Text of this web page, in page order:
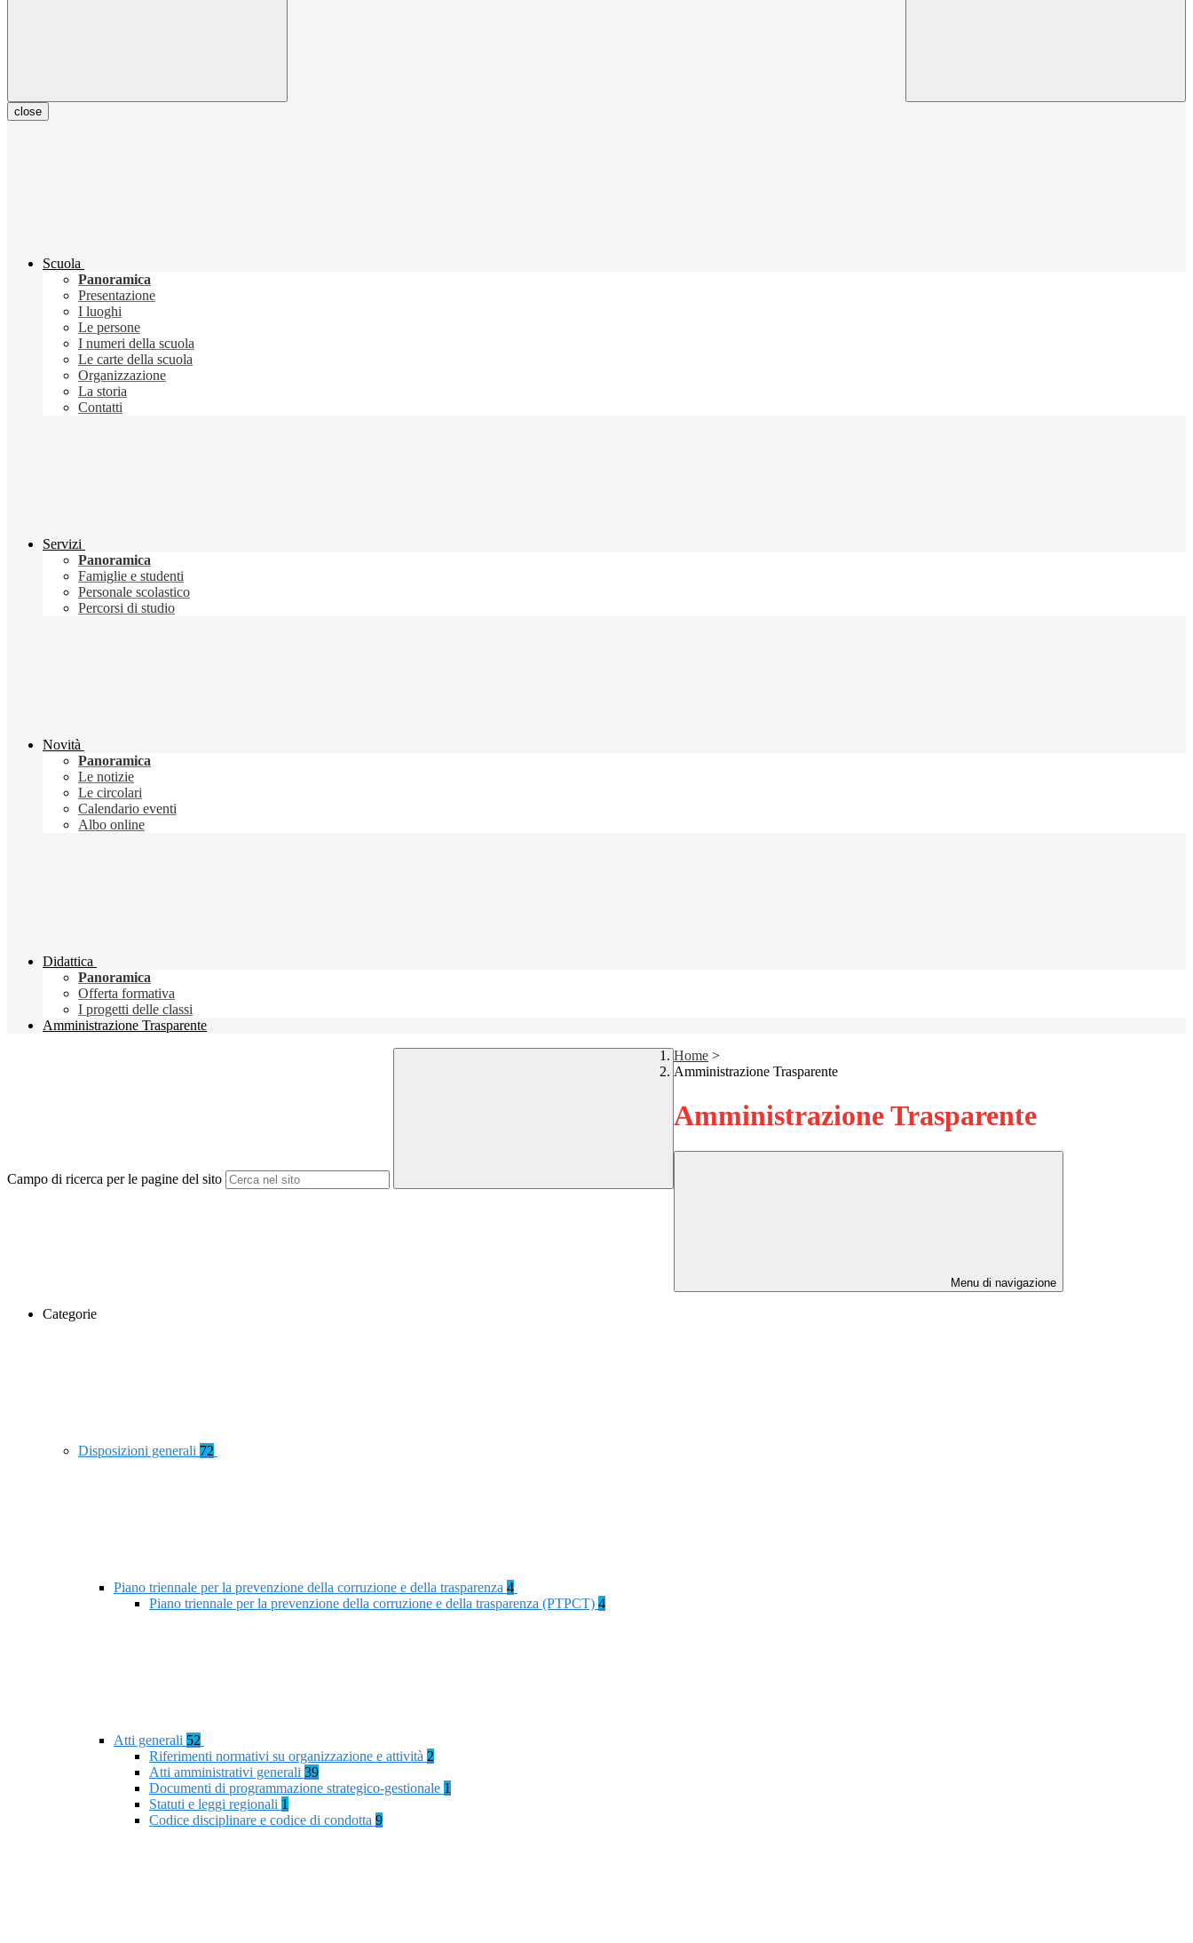
close
Scuola
Panoramica
Presentazione
I luoghi
Le persone
I numeri della scuola
Le carte della scuola
Organizzazione
La storia
Contatti
Servizi
Panoramica
Famiglie e studenti
Personale scolastico
Percorsi di studio
Novità
Panoramica
Le notizie
Le circolari
Calendario eventi
Albo online
Didattica
Panoramica
Offerta formativa
I progetti delle classi
Amministrazione Trasparente
Campo di ricerca per le pagine del sito
Home >
Amministrazione Trasparente
Amministrazione Trasparente
Menu di navigazione
Categorie
Disposizioni generali 72
Piano triennale per la prevenzione della corruzione e della trasparenza 4
Piano triennale per la prevenzione della corruzione e della trasparenza (PTPCT) 4
Atti generali 52
Riferimenti normativi su organizzazione e attività 2
Atti amministrativi generali 39
Documenti di programmazione strategico-gestionale 1
Statuti e leggi regionali 1
Codice disciplinare e codice di condotta 9